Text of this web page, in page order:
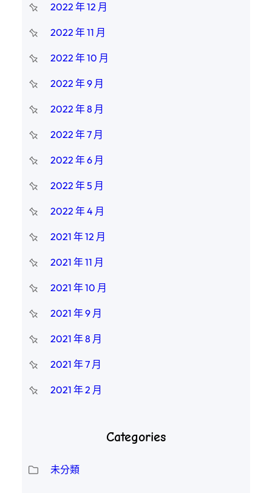
2022 年 12 月
2022 年 11 月
2022 年 10 月
2022 年 9 月
2022 年 8 月
2022 年 7 月
2022 年 6 月
2022 年 5 月
2022 年 4 月
2021 年 12 月
2021 年 11 月
2021 年 10 月
2021 年 9 月
2021 年 8 月
2021 年 7 月
2021 年 2 月
Categories
未分類